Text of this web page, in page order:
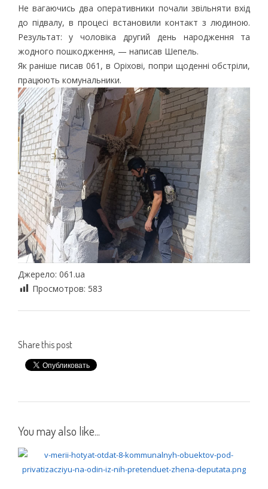
Не вагаючись два оперативники почали звільняти вхід
до підвалу, в процесі встановили контакт з людиною.
Результат: у чоловіка другий день народження та
жодного пошкодження, — написав Шепель.
Як раніше писав 061, в Оріхові, попри щоденні обстріли,
працюють комунальники.
Джерело: 061.ua
Просмотров: 583
Share this post
You may also like...